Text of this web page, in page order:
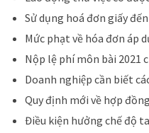
Sử dụng hoá đơn giấy
Mức phạt về hóa đơn áp
Nộp lệ phí môn bài 2021
Doanh nghiệp cần biết
Quy định mới về hợp
Điều kiện hưởng chế độ